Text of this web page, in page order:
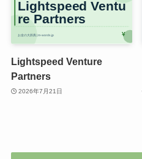
Lightspeed Venture
Partners
2026年7月21日